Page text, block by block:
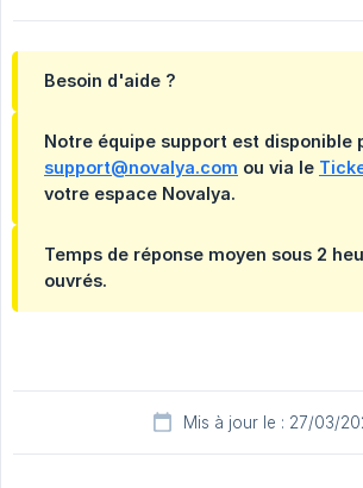
Besoin d'aide ?
Notre équipe support est disponible
support@novalya.com ou via le
votre espace Novalya.
Temps de réponse moyen sous 2
ouvrés.
Mis à jour le : 27/03/